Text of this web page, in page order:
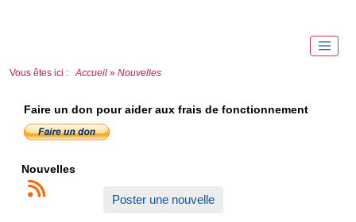
Vous êtes ici : Accueil » Nouvelles
Faire un don pour aider aux frais de fonctionnement
Nouvelles
Poster une nouvelle